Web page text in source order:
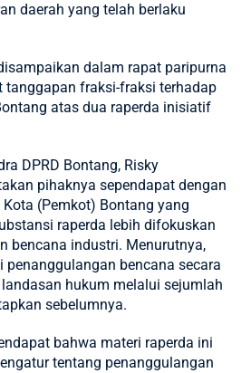
daerah yang telah berlaku
dalam rapat paripurna
tanggapan fraksi-fraksi terhadap
atas dua raperda inisiatif
DPRD Bontang, Risky
pihaknya sependapat dengan
(Pemkot) Bontang yang
raperda lebih difokuskan
bencana industri. Menurutnya,
penanggulangan bencana secara
hukum melalui sejumlah
sebelumnya.
bahwa materi raperda ini
tentang penanggulangan